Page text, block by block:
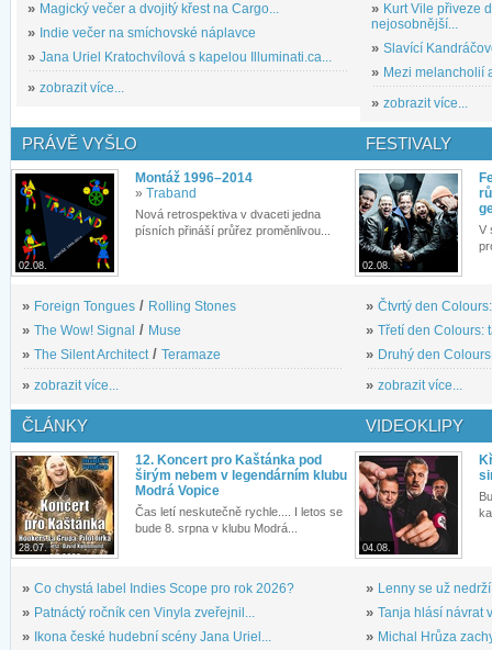
» Magický večer a dvojitý křest na Cargo...
» Indie večer na smíchovské náplavce
» Jana Uriel Kratochvílová s kapelou Illuminati.ca...
» zobrazit více...
» Kurt Vile přiveze
nejosobnější...
» Slavící
» Mezi melancholií
» zobrazit více...
PRÁVĚ VYŠLO
02.08.
Montáž 1996–2014
» Traband
Nová retrospektiva v dvaceti jedna
písních přináší průřez proměnlivou...
» Foreign Tongues / Rolling Stones
» The Wow! Signal / Muse
» The Silent Architect/ Teramaze
» zobrazit více...
FESTIVALY
02.08.
V
» Čtvrtý den
» Třetí den Colours:
» Druhý den
» zobrazit více...
ČLÁNKY
28.07.
12. Koncert pro Kaštánka pod
širým nebem v legendárním klubu
Modrá Vopice
Čas letí neskutečně rychle.... I letos se
bude 8. srpna v klubu Modrá...
» Co chystá label Indies Scope pro rok 2026?
» Patnáctý ročník cen Vinyla zveřejnil...
»
Ikona české hudební scény Jana Uriel...
VIDEOKLIPY
04.08.
» Lenny se už
» Tanja hlásí návrat
» Michal Hrůza